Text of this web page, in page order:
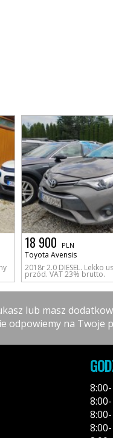
18 900 PLN
Toyota Avensis
2018r 2.0 DIESEL. Lekko
przód. VAT 23% brutto.
lub masz
odpowiemy na Twoje